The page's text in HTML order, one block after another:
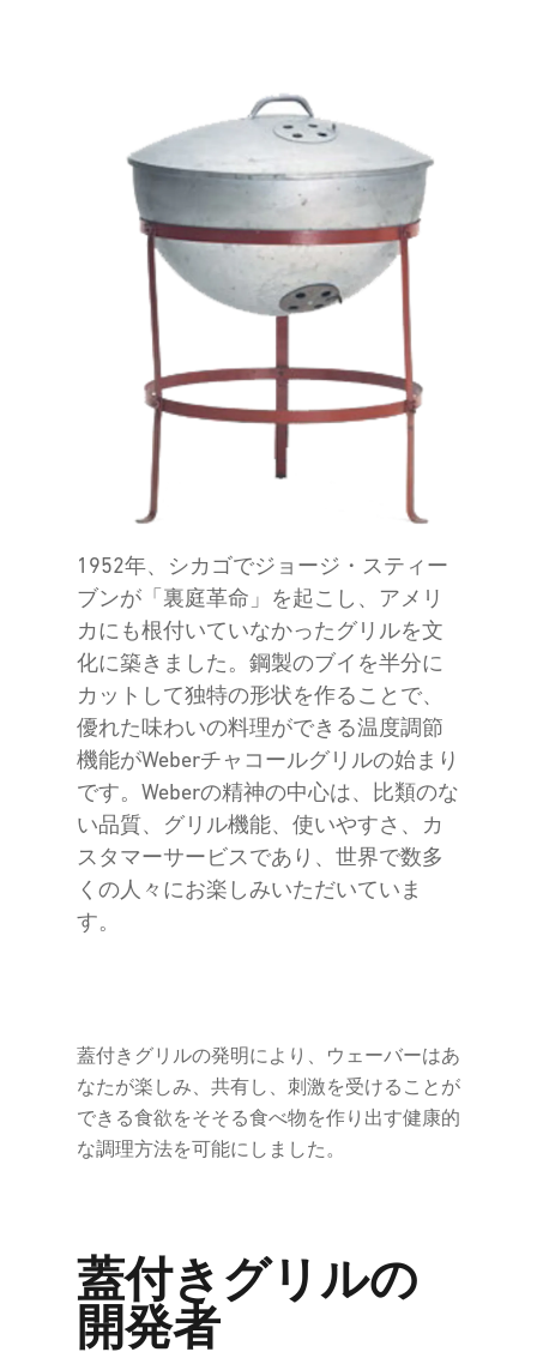
1952年、シカゴでジョージ・スティー
ブンが「裏庭革命」を起こし、アメリ
カにも根付いていなかったグリルを文
化に築きました。鋼製のブイを半分に
カットして独特の形状を作ることで、
優れた味わいの料理ができる温度調節
機能がWeberチャコールグリルの始まり
です。Weberの精神の中心は、比類のな
い品質、グリル機能、使いやすさ、カ
スタマーサービスであり、世界で数多
くの人々にお楽しみいただいていま
す。
蓋付きグリルの発明により、ウェーバーはあ
なたが楽しみ、共有し、刺激を受けることが
できる食欲をそそる食べ物を作り出す健康的
な調理方法を可能にしました。
蓋付きグリルの
開発者